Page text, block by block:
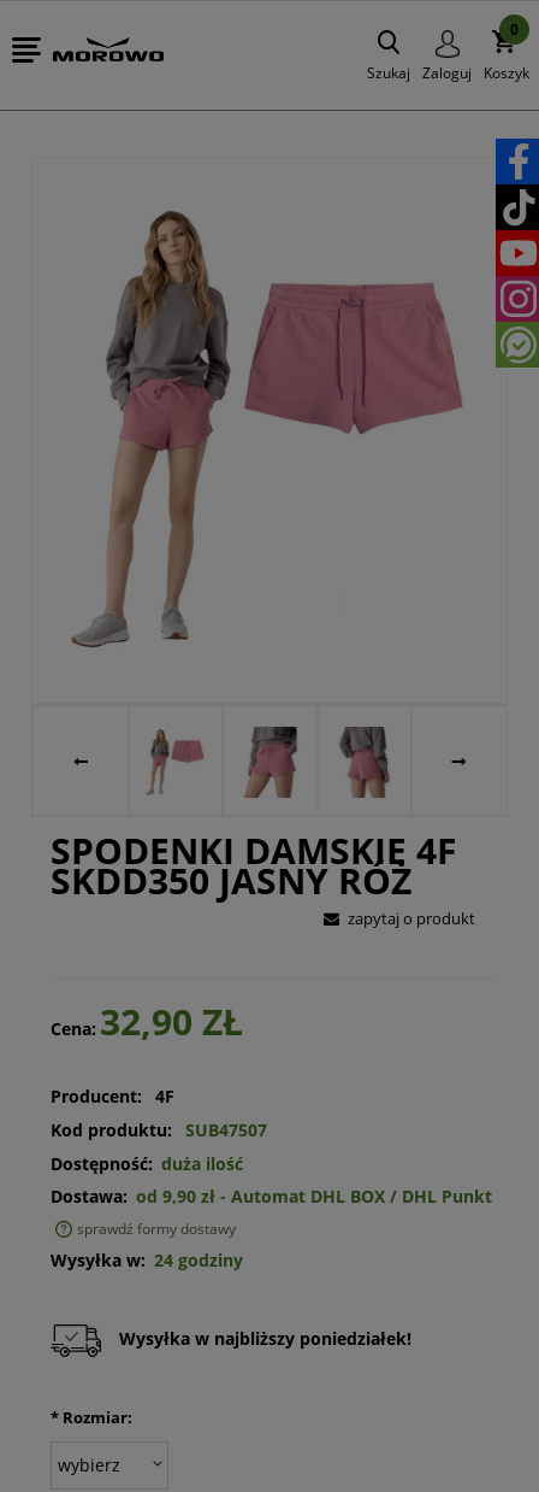
Szukaj Zaloguj Koszyk
0
SPODENKI DAMSKIE 4F
SKDD350 JASNY RÓŻ
zapytaj o produkt
Cena: 32,90 ZŁ
Producent:
4F
Kod produktu:
SUB47507
Dostępność: duża ilość
Dostawa: od 9,90 zł - Automat DHL BOX / DHL Punkt
sprawdź formy dostawy
Wysyłka w: 24 godziny
Wysyłka w najbliższy poniedziałek!
*Rozmiar: